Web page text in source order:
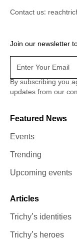
Contact us:
Join our newsletter
By subscribing you
updates from our
Featured News
Events
Trending
Upcoming events
Articles
Trichy’s identities
Trichy’s heroes